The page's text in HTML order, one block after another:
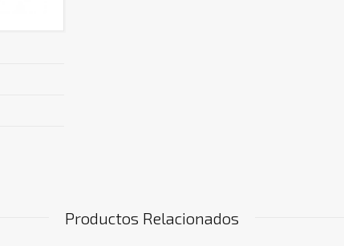
Productos Relacionados